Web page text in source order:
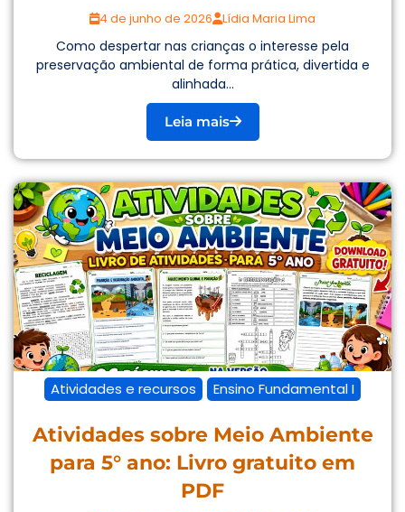
4 de junho de 2026 Lídia Maria Lima
Como despertar nas crianças o interesse pela
preservação ambiental de forma prática, divertida e
alinhada...
Leia mais
Atividades e recursos Ensino Fundamental I
Atividades sobre Meio Ambiente
para 5° ano: Livro gratuito em
PDF